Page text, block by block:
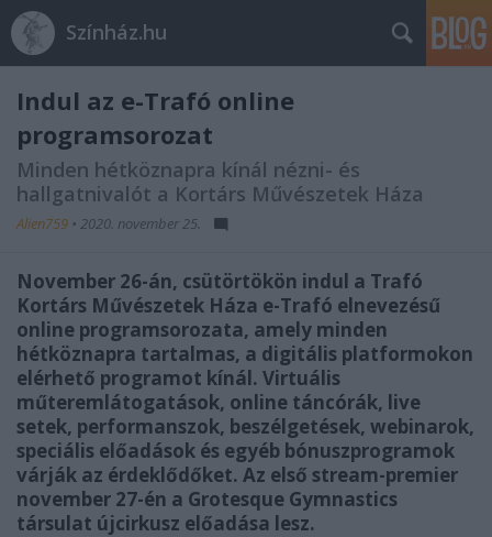
Színház.hu
Indul az e-Trafó online
programsorozat
Minden hétköznapra kínál nézni- és
hallgatnivalót a Kortárs Művészetek Háza
Alien759 • 2020. november 25.
November 26-án, csütörtökön indul a Trafó
Kortárs Művészetek Háza e-Trafó elnevezésű
online programsorozata, amely minden
hétköznapra tartalmas, a digitális platformokon
elérhető programot kínál. Virtuális
műteremlátogatások, online táncórák, live
setek, performanszok, beszélgetések, webinarok,
speciális előadások és egyéb bónuszprogramok
várják az érdeklődőket. Az első stream-premier
november 27-én a Grotesque Gymnastics
társulat újcirkusz előadása lesz.